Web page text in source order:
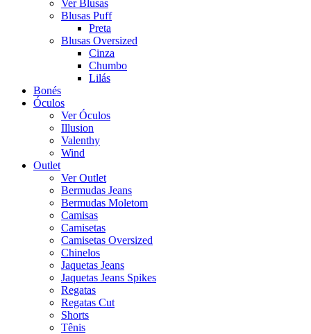
Ver Blusas
Blusas Puff
Preta
Blusas Oversized
Cinza
Chumbo
Lilás
Bonés
Óculos
Ver Óculos
Illusion
Valenthy
Wind
Outlet
Ver Outlet
Bermudas Jeans
Bermudas Moletom
Camisas
Camisetas
Camisetas Oversized
Chinelos
Jaquetas Jeans
Jaquetas Jeans Spikes
Regatas
Regatas Cut
Shorts
Tênis